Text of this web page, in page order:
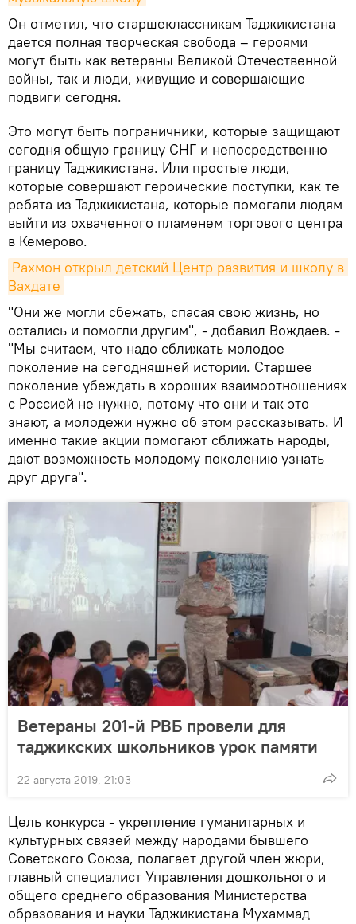
Он отметил, что старшеклассникам Таджикистана
дается полная творческая свобода – героями
могут быть как ветераны Великой Отечественной
войны, так и люди, живущие и совершающие
подвиги сегодня.
Это могут быть пограничники, которые защищают
сегодня общую границу СНГ и непосредственно
границу Таджикистана. Или простые люди,
которые совершают героические поступки, как те
ребята из Таджикистана, которые помогали людям
выйти из охваченного пламенем торгового центра
в Кемерово.
Рахмон открыл детский Центр развития и школу в
Вахдате
"Они же могли сбежать, спасая свою жизнь, но
остались и помогли другим", - добавил Вождаев. -
"Мы считаем, что надо сближать молодое
поколение на сегодняшней истории. Старшее
поколение убеждать в хороших взаимоотношениях
с Россией не нужно, потому что они и так это
знают, а молодежи нужно об этом рассказывать. И
именно такие акции помогают сближать народы,
дают возможность молодому поколению узнать
друг друга".
Ветераны 201-й РВБ провели для
таджикских школьников урок памяти
22 августа 2019, 21:03
Цель конкурса - укрепление гуманитарных и
культурных связей между народами бывшего
Советского Союза, полагает другой член жюри,
главный специалист Управления дошкольного и
общего среднего образования Министерства
образования и науки Таджикистана Мухаммад